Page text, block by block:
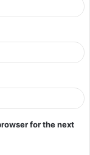
for the next